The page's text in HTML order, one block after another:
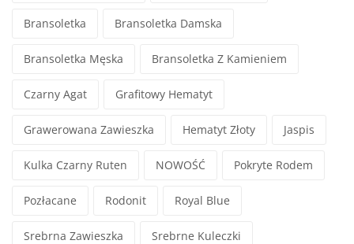
Bransoletka Bransoletka Damska
Bransoletka Męska Bransoletka Z Kamieniem
Czarny Agat Grafitowy Hematyt
Grawerowana Zawieszka Hematyt Złoty Jaspis
Kulka Czarny Ruten NOWOŚĆ Pokryte Rodem
Pozłacane Rodonit Royal Blue
Srebrna Zawieszka Srebrne Kuleczki